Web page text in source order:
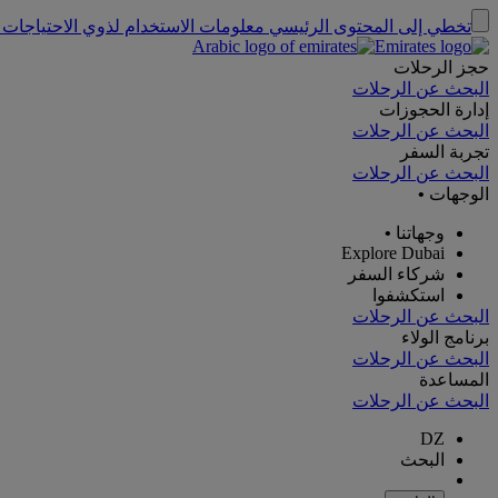
تخطي إلى المحتوى الرئيسي معلومات الاستخدام لذوي
حجز الرحلات
البحث عن الرحلات
إدارة الحجوزات
البحث عن الرحلات
تجربة السفر
البحث عن الرحلات
الوجهات •
وجهاتنا •
Explore Dubai
شركاء السفر
استكشفوا
البحث عن الرحلات
برنامج الولاء
البحث عن الرحلات
المساعدة
البحث عن الرحلات
DZ
البحث